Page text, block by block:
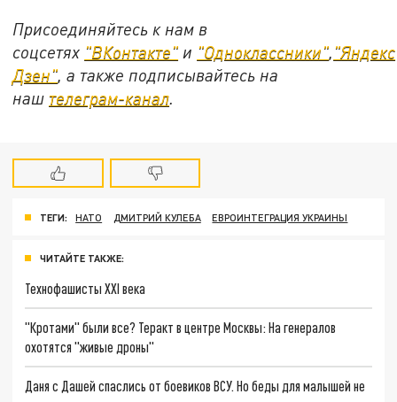
Присоединяйтесь к нам в
соцсетях "ВКонтакте" и "Одноклассники", "Яндекс
Дзен", а также подписывайтесь на
наш телеграм-канал.
ТЕГИ: НАТО ДМИТРИЙ КУЛЕБА ЕВРОИНТЕГРАЦИЯ УКРАИНЫ
ЧИТАЙТЕ ТАКЖЕ:
Технофашисты XXI века
"Кротами" были все? Теракт в центре Москвы: На генералов
охотятся "живые дроны"
Даня с Дашей спаслись от боевиков ВСУ. Но беды для малышей не